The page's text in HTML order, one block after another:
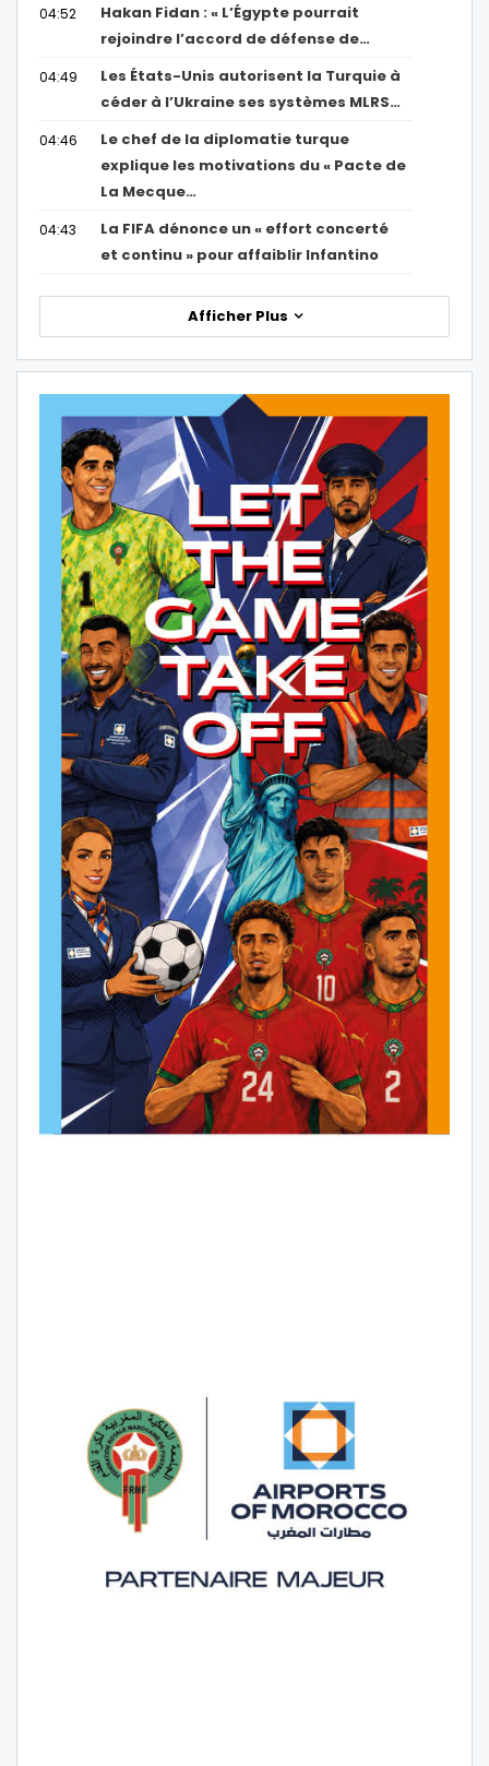
04:52
Hakan Fidan : « L’Égypte pourrait
rejoindre l’accord de défense de…
04:49
Les États-Unis autorisent la Turquie à
céder à l’Ukraine ses systèmes MLRS…
04:46
Le chef de la diplomatie turque
explique les motivations du « Pacte de
La Mecque…
04:43
La FIFA dénonce un « effort concerté
et continu » pour affaiblir Infantino
Afficher Plus